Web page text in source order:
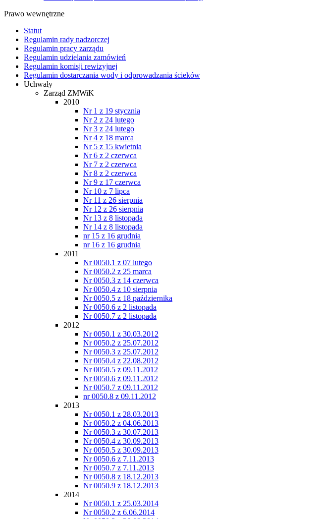
Prawo wewnętrzne
Statut
Regulamin rady nadzorczej
Regulamin pracy zarządu
Regulamin udzielania zamówień
Regulamin komisji rewizyjnej
Regulamin dostarczania wody i odprowadzania ścieków
Uchwały
Zarząd ZMWiK
2010
Nr 1 z 19 stycznia
Nr 2 z 24 lutego
Nr 3 z 24 lutego
Nr 4 z 18 marca
Nr 5 z 15 kwietnia
Nr 6 z 2 czerwca
Nr 7 z 2 czerwca
Nr 8 z 2 czerwca
Nr 9 z 17 czerwca
Nr 10 z 7 lipca
Nr 11 z 26 sierpnia
Nr 12 z 26 sierpnia
Nr 13 z 8 listopada
Nr 14 z 8 listopada
nr 15 z 16 grudnia
nr 16 z 16 grudnia
2011
Nr 0050.1 z 07 lutego
Nr 0050.2 z 25 marca
Nr 0050.3 z 14 czerwca
Nr 0050.4 z 10 sierpnia
Nr 0050.5 z 18 października
Nr 0050.6 z 2 listopada
Nr 0050.7 z 2 listopada
2012
Nr 0050.1 z 30.03.2012
Nr 0050.2 z 25.07.2012
Nr 0050.3 z 25.07.2012
Nr 0050.4 z 22.08.2012
Nr 0050.5 z 09.11.2012
Nr 0050.6 z 09.11.2012
Nr 0050.7 z 09.11.2012
nr 0050.8 z 09.11.2012
2013
Nr 0050.1 z 28.03.2013
Nr 0050.2 z 04.06.2013
Nr 0050.3 z 30.07.2013
Nr 0050.4 z 30.09.2013
Nr 0050.5 z 30.09.2013
Nr 0050.6 z 7.11.2013
Nr 0050.7 z 7.11.2013
Nr 0050.8 z 18.12.2013
Nr 0050.9 z 18.12.2013
2014
Nr 0050.1 z 25.03.2014
Nr 0050.2 z 6.06.2014